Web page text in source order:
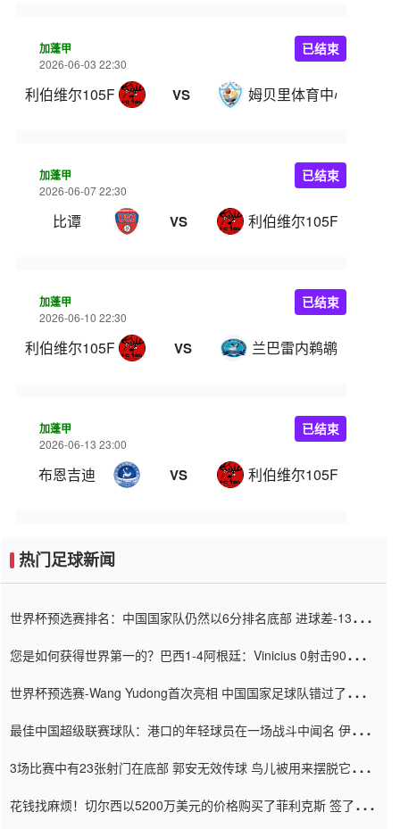
加蓬甲
2026-06-03 22:30
利伯维尔105FC VS 姆贝里体育中心
已结束
加蓬甲
2026-06-07 22:30
比谭 VS 利伯维尔105FC
已结束
加蓬甲
2026-06-10 22:30
利伯维尔105FC VS 兰巴雷内鹈鹕
已结束
加蓬甲
2026-06-13 23:00
布恩吉迪 VS 利伯维尔105FC
已结束
热门足球新闻
世界杯预选赛排名：中国国家队仍然以6分排名底部 进球差-13令人
您是如何获得世界第一的？巴西1-4阿根廷：Vinicius 0射击90分钟
世界杯预选赛-Wang Yudong首次亮相 中国国家足球队错过了世界
最佳中国超级联赛球队：港口的年轻球员在一场战斗中闻名 伊万放
3场比赛中有23张射门在底部 郭安无效传球 鸟儿被用来摆脱它
花钱找麻烦！切尔西以5200万美元的价格购买了菲利克斯 签了7年